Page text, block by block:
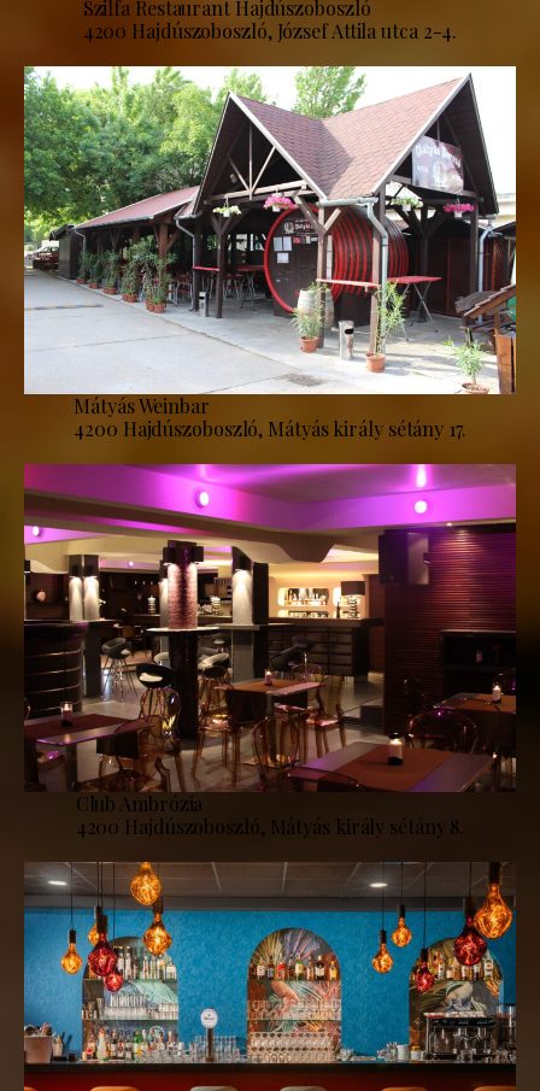
Szilfa Restaurant Hajdúszoboszló
4200 Hajdúszoboszló, József Attila utca 2-4.
Mátyás Weinbar
4200 Hajdúszoboszló, Mátyás király sétány 17.
Club Ambrózia
4200 Hajdúszoboszló, Mátyás király sétány 8.